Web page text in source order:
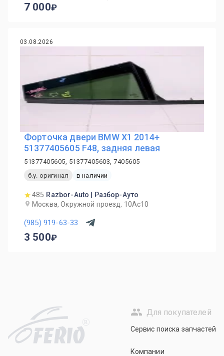
7 000
03.08.2026
Форточка двери BMW X1 2014+
51377405605 F48, задняя левая
51377405605, 51377405603, 7405605
б.у. оригинал
в наличии
485 Razbor-Auto | Разбор-Ауто
Москва, Окружной проезд, 10Ас10
(985) 919-63-33
3 500
R
Для покупателей
Сервис поиска запчастей
Компании